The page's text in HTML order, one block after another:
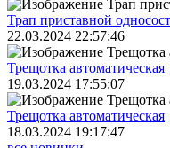
Трап приставной
22.03.2024 22:57:46
Трещoтка автоматическая
19.03.2024 17:55:07
Трещoтка автоматическая
18.03.2024 19:17:47